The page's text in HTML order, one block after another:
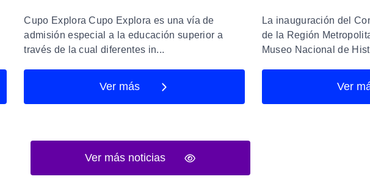
Cupo Explora Cupo Explora es una vía de
admisión especial a la educación superior a
través de la cual diferentes in...
Ver más
La inauguración del
de la Región
Museo Nacional de
Ver
Ver más noticias